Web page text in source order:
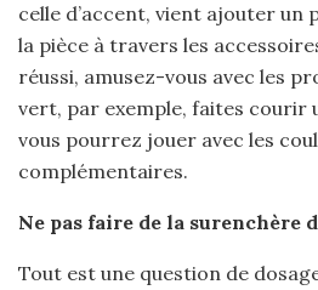
celle d’accent, vient ajouter un
la pièce à travers les
réussi, amusez-vous avec les
vert, par exemple, faites courir
vous pourrez jouer avec les
complémentaires.
Ne pas faire de la surenchère
Tout est une question de